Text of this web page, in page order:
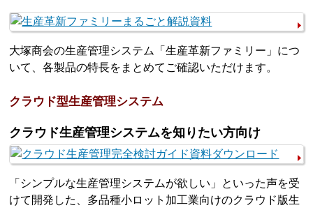
大塚商会の生産管理システム「生産革新ファミリー」につ
いて、各製品の特長をまとめてご確認いただけます。
クラウド型生産管理システム
クラウド生産管理システムを知りたい方向け
「シンプルな生産管理システムが欲しい」といった声を受
けて開発した、多品種小ロット加工業向けのクラウド版生